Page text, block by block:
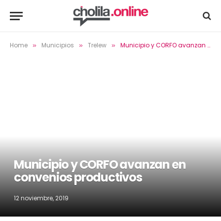
Home » Municipios » Trelew » Municipio y CORFO avanzan en convenios productivos
Municipio y CORFO avanzan en
convenios productivos
12 noviembre, 2019